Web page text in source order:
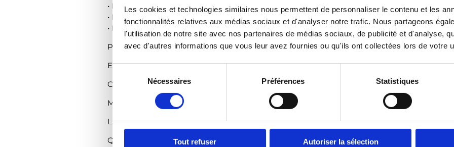
Les cookies et technologies similaires nous permettent de personnaliser le contenu et les
fonctionnalités relatives aux médias sociaux et d'analyser notre trafic. Nous partageons
l'utilisation de notre site avec nos partenaires de médias sociaux, de publicité et d'analyse,
avec d'autres informations que vous leur avez fournies ou qu'ils ont collectées lors de votre
S
é
e
i
Nécessaires Préférences Statistiques
Tout refuser Autoriser la sélection
• Développement de synergies des informations
• Faire une cartographie des sites touristiques de la région des Plateaux-ouest
• Participation à la formation des membres de l'association sur les thèmes de l'éco-tourisme
Profil recherché :
Etudes supérieure dans le domaine de tourisme /ou de la gestion de projet
Compétences requises :
Maitrise des outils bureautiques (Pack office)
Langue de travail : français ; la connaissance de l’anglais est un plus
Qualités personnelles :